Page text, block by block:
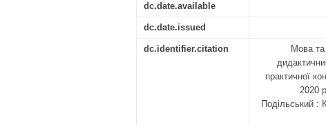
dc.date.available
dc.date.issued
dc.identifier.citation
Мова та
практичної
2020
Подільський :